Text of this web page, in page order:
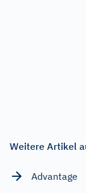
Weitere Artikel
Advantage